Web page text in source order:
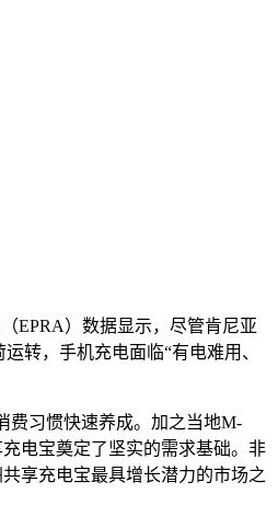
EPRA）数据显示，尽管肯尼亚
转，手机充电面临“有电难用、
费习惯快速养成。加之当地M-
电宝奠定了坚实的需求基础。非
享充电宝最具增长潜力的市场之